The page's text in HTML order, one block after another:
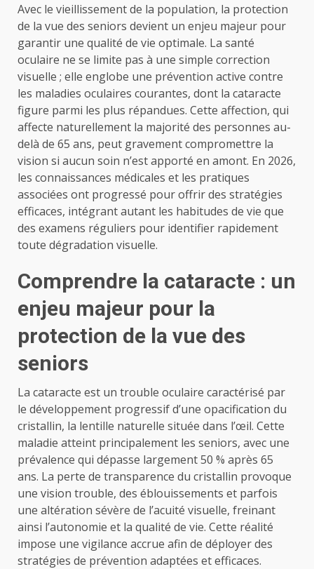
Avec le vieillissement de la population, la protection
de la vue des seniors devient un enjeu majeur pour
garantir une qualité de vie optimale. La santé
oculaire ne se limite pas à une simple correction
visuelle ; elle englobe une prévention active contre
les maladies oculaires courantes, dont la cataracte
figure parmi les plus répandues. Cette affection, qui
affecte naturellement la majorité des personnes au-
delà de 65 ans, peut gravement compromettre la
vision si aucun soin n’est apporté en amont. En 2026,
les connaissances médicales et les pratiques
associées ont progressé pour offrir des stratégies
efficaces, intégrant autant les habitudes de vie que
des examens réguliers pour identifier rapidement
toute dégradation visuelle.
Comprendre la cataracte : un
enjeu majeur pour la
protection de la vue des
seniors
La cataracte est un trouble oculaire caractérisé par
le développement progressif d’une opacification du
cristallin, la lentille naturelle située dans l’œil. Cette
maladie atteint principalement les seniors, avec une
prévalence qui dépasse largement 50 % après 65
ans. La perte de transparence du cristallin provoque
une vision trouble, des éblouissements et parfois
une altération sévère de l’acuité visuelle, freinant
ainsi l’autonomie et la qualité de vie. Cette réalité
impose une vigilance accrue afin de déployer des
stratégies de prévention adaptées et efficaces.